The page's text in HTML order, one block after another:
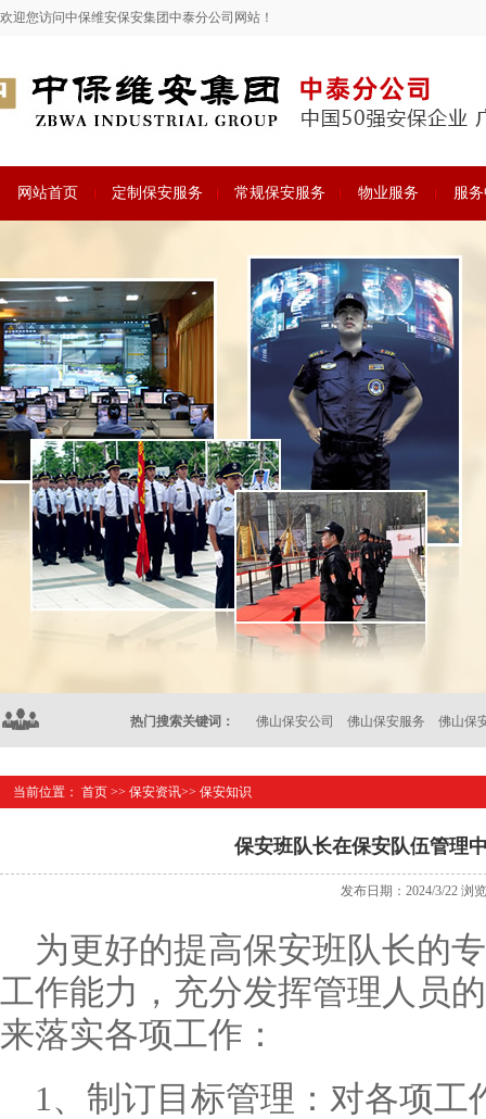
欢迎您访问中保维安保安集团中泰分公司网站！
网站首页 定制保安服务 常规保安服务 物业服务 服
热门搜索关键词： 佛山保安公司 佛山保安服务 佛山保
当前位置： 首页 >> 保安资讯>> 保安知识
保安班队长在保安队伍管理
发布日期：2024/3/22 浏
为更好的提高保安班队长的
工作能力，充分发挥管理人员
来落实各项工作：
1、制订目标管理：对各项